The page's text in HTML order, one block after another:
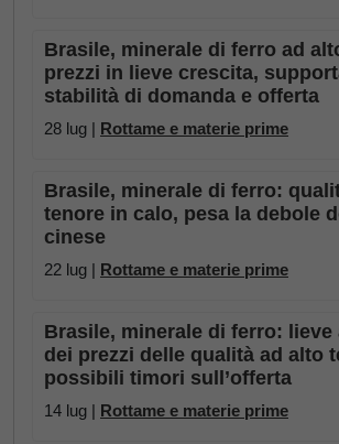
Brasile, minerale di ferro ad
prezzi in lieve crescita,
stabilità di domanda e offerta
28 lug | Rottame e materie prime
Brasile, minerale di ferro:
tenore in calo, pesa la debole
cinese
22 lug | Rottame e materie prime
Brasile, minerale di ferro: lieve
dei prezzi delle qualità ad alto
possibili timori sull’offerta
14 lug | Rottame e materie prime